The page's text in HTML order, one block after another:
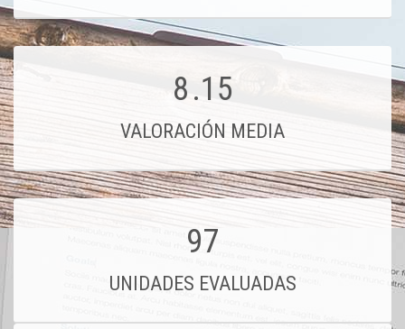
8.15
VALORACIÓN MEDIA
97
UNIDADES EVALUADAS